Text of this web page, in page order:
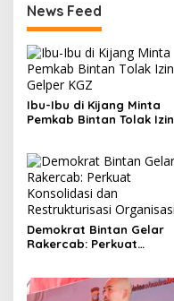
News Feed
Ibu-Ibu di Kijang Minta
Pemkab Bintan Tolak Izin
Demokrat Bintan Gelar
Rakercab: Perkuat